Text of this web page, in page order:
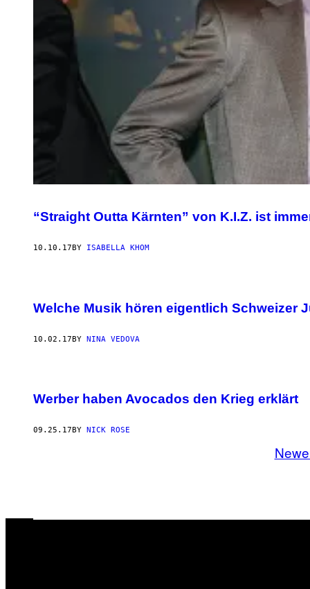
“Straight Outta Kärnten” von K.I.Z. ist
10.10.17BY ISABELLA KHOM
Welche Musik hören eigentlich Schweizer
10.02.17BY NINA VEDOVA
Werber haben Avocados den Krieg erklärt
09.25.17BY NICK ROSE